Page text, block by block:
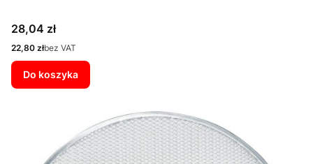
Cena
28,04 zł
Cena
22,80 złbez VAT
Do koszyka